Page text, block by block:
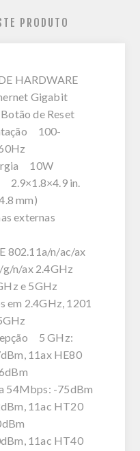
PRODUTO
HARDWARE
Gigabit
de Reset
100-
10W
2.9×1.8×4.9 in.
mm)
externas
802.11a/n/ac/ax
g/n/ax 2.4GHz
e 5GHz
2.4GHz, 1201
5 GHz:
11ax HE80
54Mbps: -75dBm
11ac HT20
11ac HT40